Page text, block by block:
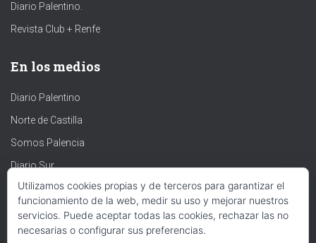
Diario Palentino.
Revista Club + Renfe
En los medios
Diario Palentino
Norte de Castilla
Somos Palencia
Diario Sur
Experpento
Revista de Arte
Utilizamos cookies propias y de terceros para garantizar el
funcionamiento de la web, medir su uso y mejorar nuestros
servicios. Puede aceptar todas las cookies, rechazar las no
necesarias o configurar sus preferencias.